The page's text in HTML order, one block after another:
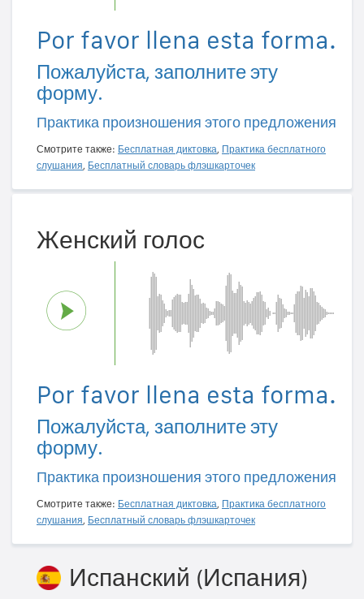
Por favor llena esta forma.
Пожалуйста, заполните эту
форму.
Практика произношения этого предложения
Смотрите также: Бесплатная диктовка, Практика бесплатного
слушания, Бесплатный словарь флэшкарточек
Женский голос
Por favor llena esta forma.
Пожалуйста, заполните эту
форму.
Практика произношения этого предложения
Смотрите также: Бесплатная диктовка, Практика бесплатного
слушания, Бесплатный словарь флэшкарточек
Испанский (Испания)